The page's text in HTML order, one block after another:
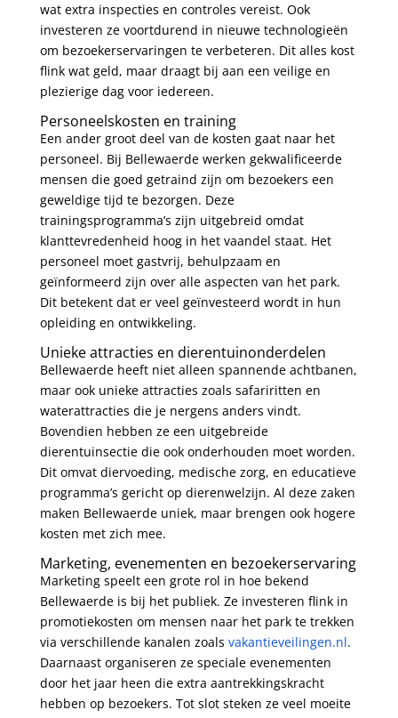
wat extra inspecties en controles vereist. Ook
investeren ze voortdurend in nieuwe technologieën
om bezoekerservaringen te verbeteren. Dit alles kost
flink wat geld, maar draagt bij aan een veilige en
plezierige dag voor iedereen.
Personeelskosten en training
Een ander groot deel van de kosten gaat naar het
personeel. Bij Bellewaerde werken gekwalificeerde
mensen die goed getraind zijn om bezoekers een
geweldige tijd te bezorgen. Deze
trainingsprogramma’s zijn uitgebreid omdat
klanttevredenheid hoog in het vaandel staat. Het
personeel moet gastvrij, behulpzaam en
geïnformeerd zijn over alle aspecten van het park.
Dit betekent dat er veel geïnvesteerd wordt in hun
opleiding en ontwikkeling.
Unieke attracties en dierentuinonderdelen
Bellewaerde heeft niet alleen spannende achtbanen,
maar ook unieke attracties zoals safariritten en
waterattracties die je nergens anders vindt.
Bovendien hebben ze een uitgebreide
dierentuinsectie die ook onderhouden moet worden.
Dit omvat diervoeding, medische zorg, en educatieve
programma’s gericht op dierenwelzijn. Al deze zaken
maken Bellewaerde uniek, maar brengen ook hogere
kosten met zich mee.
Marketing, evenementen en bezoekerservaring
Marketing speelt een grote rol in hoe bekend
Bellewaerde is bij het publiek. Ze investeren flink in
promotiekosten om mensen naar het park te trekken
via verschillende kanalen zoals vakantieveilingen.nl.
Daarnaast organiseren ze speciale evenementen
door het jaar heen die extra aantrekkingskracht
hebben op bezoekers. Tot slot steken ze veel moeite